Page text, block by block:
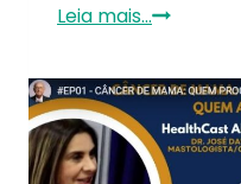
Leia mais...